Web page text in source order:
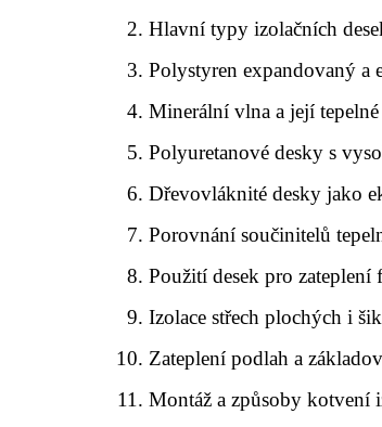
Hlavní typy izolačních
Polystyren expandovaný a
Minerální vlna a její
Polyuretanové desky s
Dřevovláknité desky jako
Porovnání součinitelů
Použití desek pro zateplení
Izolace střech plochých i
Zateplení podlah a
Montáž a způsoby kotvení